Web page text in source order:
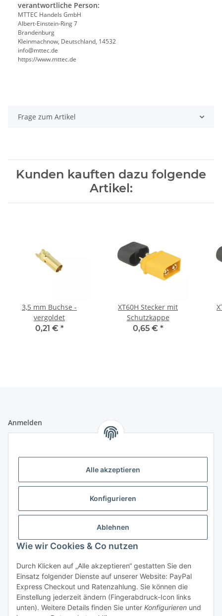
Alle akzeptieren
Konfigurieren
Ablehnen
Wie wir Cookies & Co nutzen
Durch Klicken auf „Alle akzeptieren“ gestatten Sie den
Einsatz folgender Dienste auf unserer Website: PayPal
Express Checkout und Ratenzahlung. Sie können die
Einstellung jederzeit ändern (Fingerabdruck-Icon links
unten). Weitere Details finden Sie unter Konfigurieren und
verantwortliche Person:
MTTEC Handels GmbH
Albert-Einstein-Ring 7
Brandenburg
Kleinmachnow, Deutschland, 14532
info@mttec.de
https://www.mttec.de
Frage zum Artikel
Kunden kauften dazu folgende
Artikel:
3,5 mm Buchse -
vergoldet
0,21 € *
XT60H Stecker mit
Schutzkappe
0,65 € *
Anmelden
markierten Felder sind Pflichtfelder.
Passwort
Anmelden
Neu hier?Jetzt registrieren!
Informationen
Rechtliche Informationen